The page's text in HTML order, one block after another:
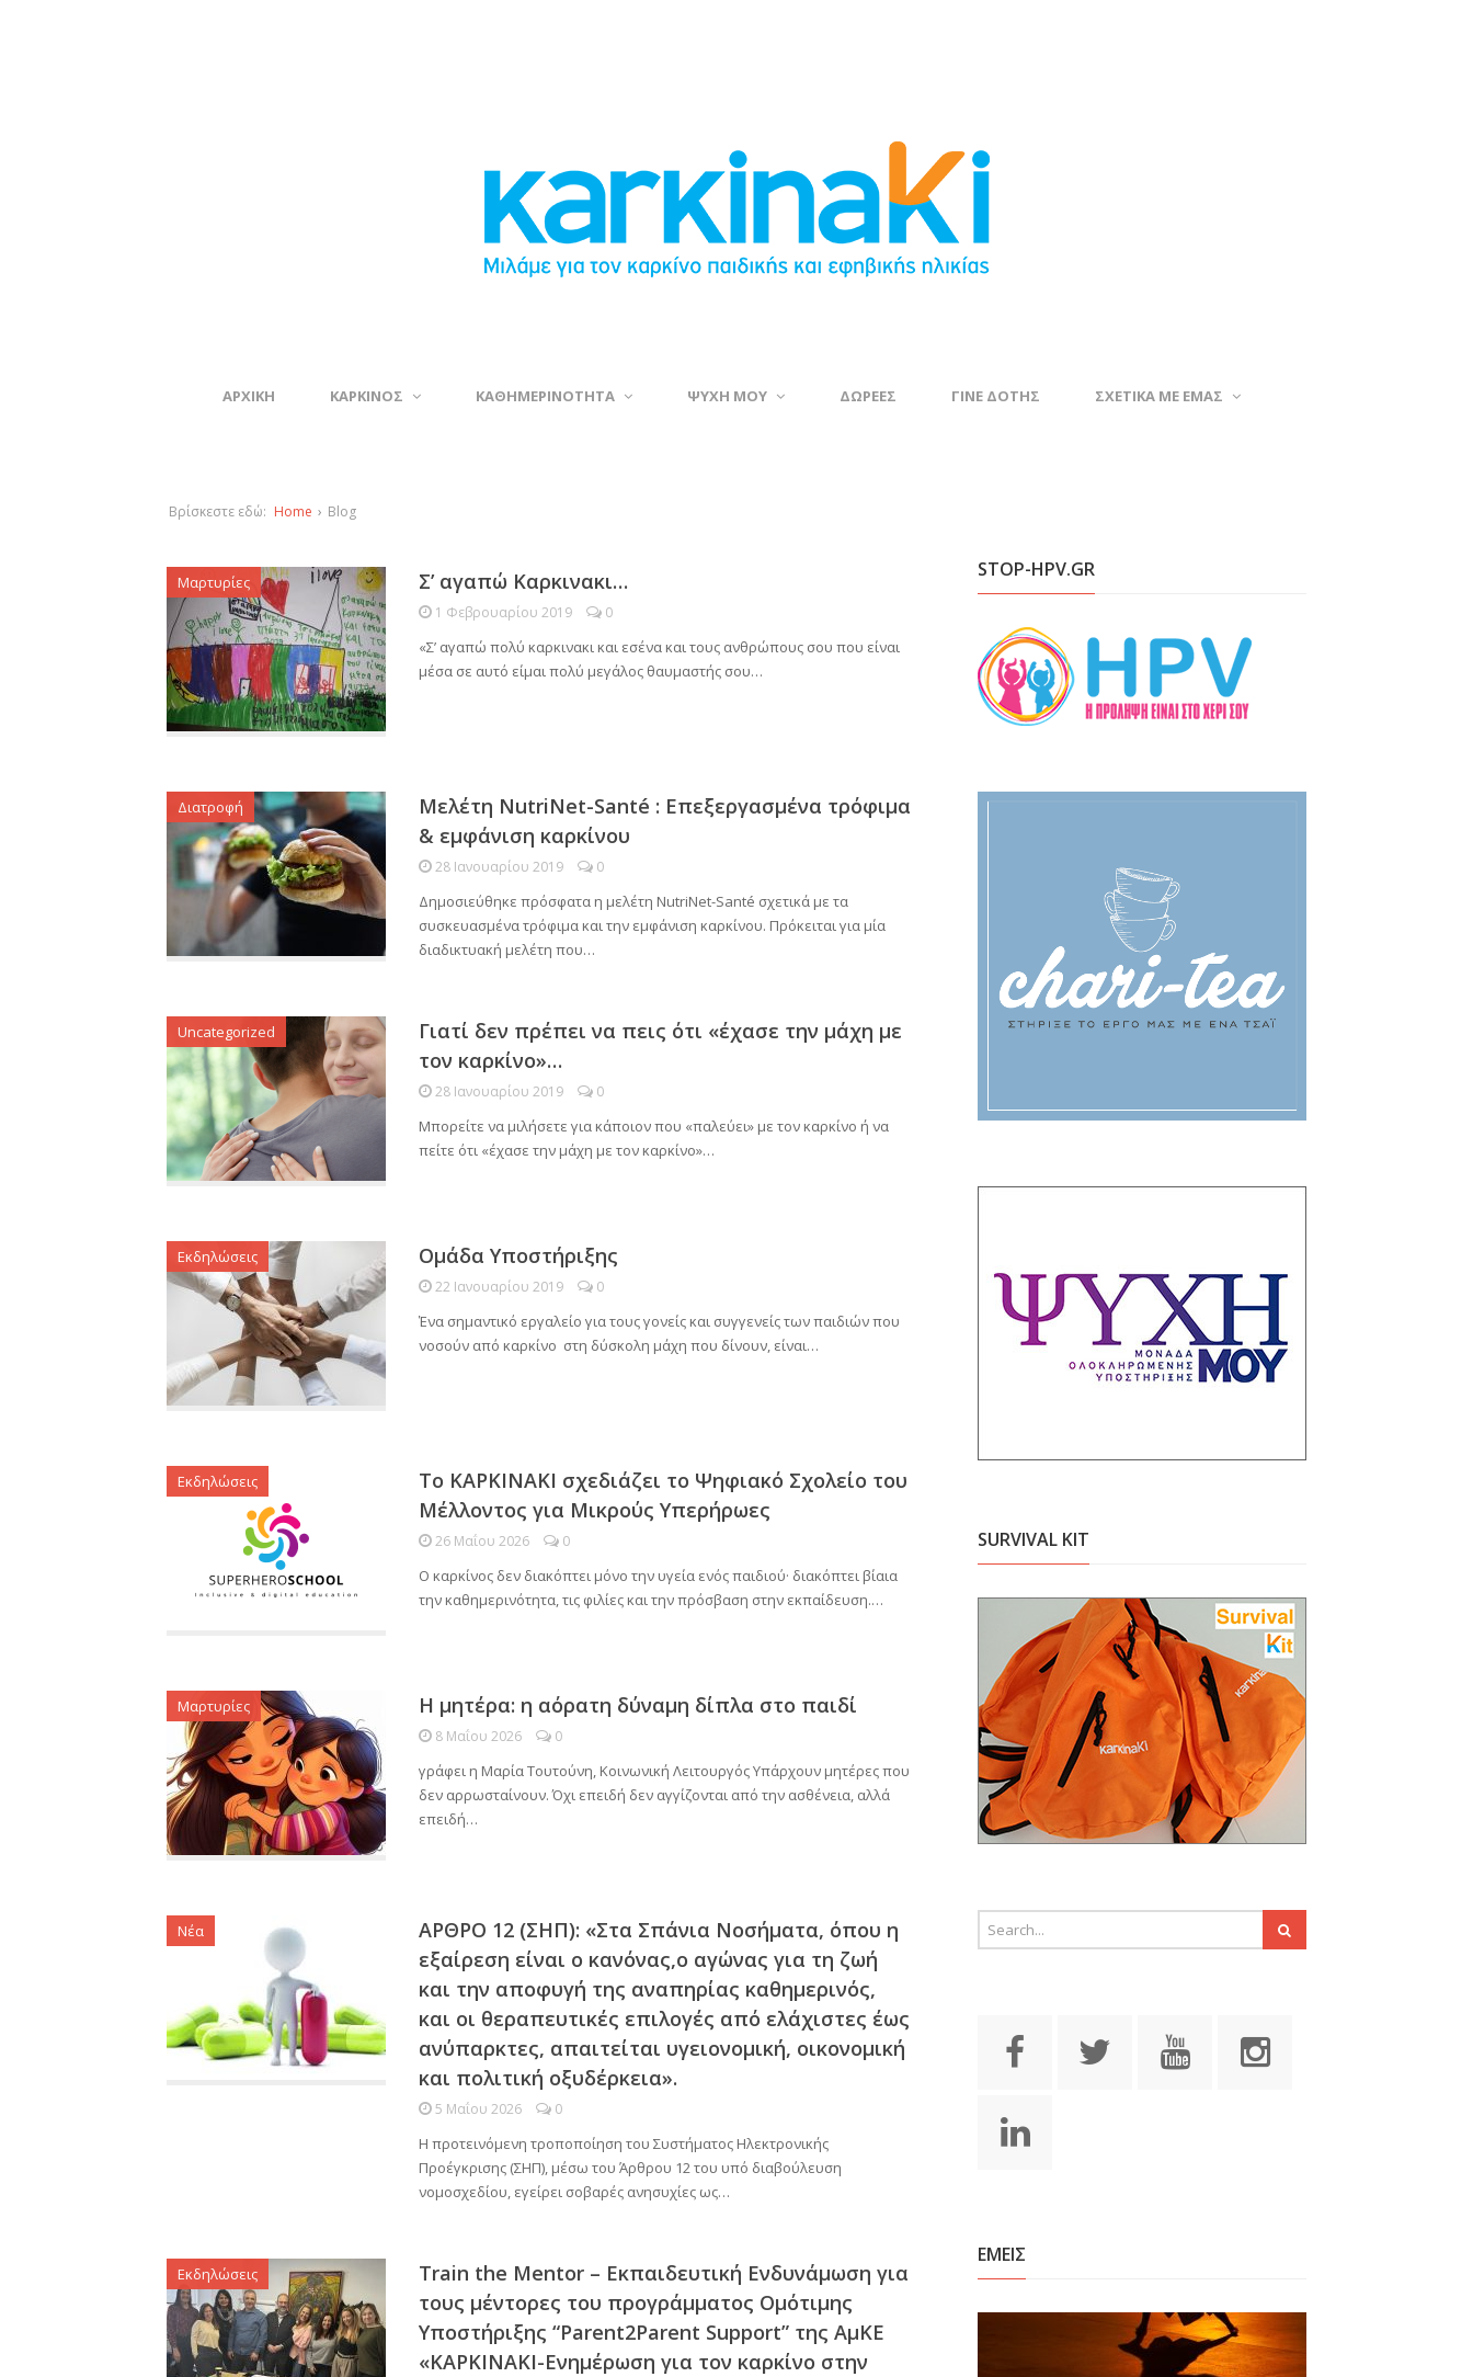
ΑΡΧΙΚΗ ΚΑΡΚΙΝΟΣ ΚΑΘΗΜΕΡΙΝΟΤΗΤΑ ΨΥΧΗ ΜΟΥ ΔΩΡΕΕΣ ΓΙΝΕ ΔΟΤΗΣ ΣΧΕΤΙΚΑ ΜΕ ΕΜΑΣ
Βρίσκεστε εδώ: Home › Blog
Μαρτυρίες Σ’ αγαπώ Καρκινακι…
1 Φεβρουαρίου 2019 0
«Σ’ αγαπώ πολύ καρκινακι και εσένα και τους ανθρώπους σου που είναι
μέσα σε αυτό είμαι πολύ μεγάλος θαυμαστής σου…
Διατροφή
Μελέτη NutriNet-Santé : Επεξεργασμένα τρόφιμα
& εμφάνιση καρκίνου
28 Ιανουαρίου 2019 0
Δημοσιεύθηκε πρόσφατα η μελέτη NutriNet-Santé σχετικά με τα
συσκευασμένα τρόφιμα και την εμφάνιση καρκίνου. Πρόκειται για μία
διαδικτυακή μελέτη που…
Uncategorized
Γιατί δεν πρέπει να πεις ότι «έχασε την μάχη με
τον καρκίνο»…
28 Ιανουαρίου 2019 0
Μπορείτε να μιλήσετε για κάποιον που «παλεύει» με τον καρκίνο ή να
πείτε ότι «έχασε την μάχη με τον καρκίνο»…
Εκδηλώσεις Ομάδα Υποστήριξης
22 Ιανουαρίου 2019 0
Ένα σημαντικό εργαλείο για τους γονείς και συγγενείς των παιδιών που
νοσούν από καρκίνο στη δύσκολη μάχη που δίνουν, είναι…
Εκδηλώσεις
Το ΚΑΡΚΙΝΑΚΙ σχεδιάζει το Ψηφιακό Σχολείο του
Μέλλοντος για Μικρούς Υπερήρωες
26 Μαΐου 2026 0
Ο καρκίνος δεν διακόπτει μόνο την υγεία ενός παιδιού· διακόπτει βίαια
την καθημερινότητα, τις φιλίες και την πρόσβαση στην εκπαίδευση.…
Μαρτυρίες Η μητέρα: η αόρατη δύναμη δίπλα στο παιδί
8 Μαΐου 2026 0
γράφει η Μαρία Τουτούνη, Κοινωνική Λειτουργός Υπάρχουν μητέρες που
δεν αρρωσταίνουν. Όχι επειδή δεν αγγίζονται από την ασθένεια, αλλά
επειδή…
Νέα
ΑΡΘΡΟ 12 (ΣΗΠ): «Στα Σπάνια Νοσήματα, όπου η
εξαίρεση είναι ο κανόνας,ο αγώνας για τη ζωή
και την αποφυγή της αναπηρίας καθημερινός,
και οι θεραπευτικές επιλογές από ελάχιστες έως
ανύπαρκτες, απαιτείται υγειονομική, οικονομική
και πολιτική οξυδέρκεια».
5 Μαΐου 2026 0
Η προτεινόμενη τροποποίηση του Συστήματος Ηλεκτρονικής
Προέγκρισης (ΣΗΠ), μέσω του Άρθρου 12 του υπό διαβούλευση
νομοσχεδίου, εγείρει σοβαρές ανησυχίες ως…
Εκδηλώσεις
Train the Mentor – Εκπαιδευτική Ενδυνάμωση για
τους μέντορες του προγράμματος Ομότιμης
Υποστήριξης “Parent2Parent Support” της ΑμΚΕ
«ΚΑΡΚΙΝΑΚΙ-Ενημέρωση για τον καρκίνο στην
STOP-HPV.GR
SURVIVAL KIT
ΕΜΕΙΣ